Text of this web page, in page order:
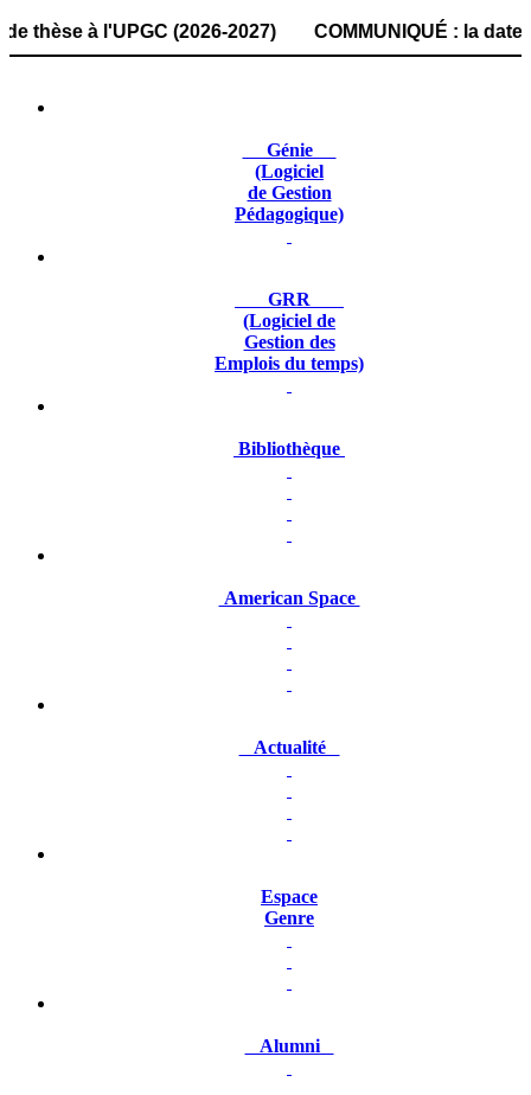
à l'UPGC (2026-2027) COMMUNIQUÉ : la date
Génie
(Logiciel
de Gestion
Pédagogique)
GRR
(Logiciel de
Gestion des
Emplois du temps)
Bibliothèque
American Space
Actualité
Espace
Genre
Alumni